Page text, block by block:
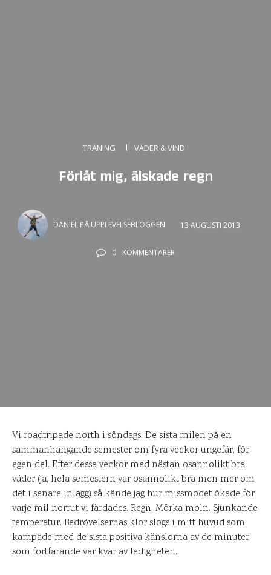
TRÄNING VÄDER & VIND
Förlåt mig, älskade regn
DANIEL PÅ UPPLEVELSEBLOGGEN 13 AUGUSTI 2013
0 KOMMENTARER
Vi roadtripade north i söndags. De sista milen på en
sammanhängande semester om fyra veckor ungefär, för
egen del. Efter dessa veckor med nästan osannolikt bra
väder (ja, hela semestern var osannolikt bra men mer om
det i senare inlägg) så kände jag hur missmodet ökade för
varje mil norrut vi färdades. Regn. Mörka moln. Sjunkande
temperatur. Bedrövelsernas klor slogs i mitt huvud som
kämpade med de sista positiva känslorna av de minuter
som fortfarande var kvar av ledigheten.